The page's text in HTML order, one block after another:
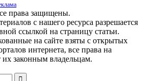
права защищены.
с нашего ресурса разрешается
ссылкой на страницу статьи.
на сайте взяты с открытых
интернета, все права на
их законным владельцам.